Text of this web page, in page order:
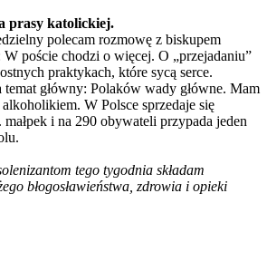
prasy katolickiej.
polecam rozmowę z biskupem
poście chodzi o więcej. O „przejadaniu”
praktykach, które sycą serce.
główny: Polaków wady główne. Mam
W Polsce sprzedaje się
i na 290 obywateli przypada jeden
tego tygodnia składam
błogosławieństwa, zdrowia i opieki